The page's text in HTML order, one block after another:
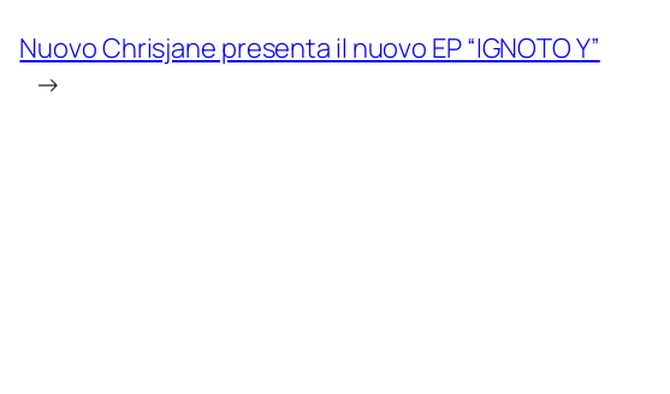
Nuovo Chrisjane presenta il nuovo EP “IGNOTO Y”
→